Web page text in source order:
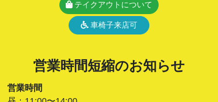
テイクアウトについて
車椅子来店可
営業時間短縮のお知らせ
営業時間